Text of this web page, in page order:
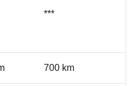
***
700 km